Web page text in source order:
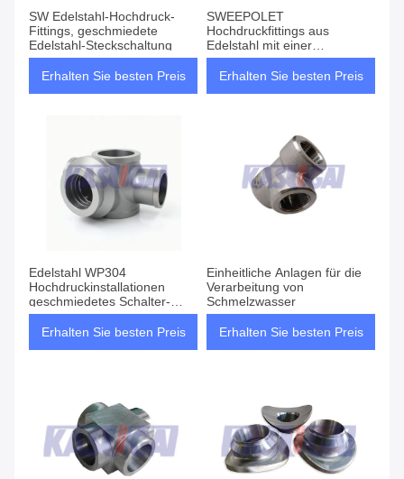
SW Edelstahl-Hochdruck-
Fittings, geschmiedete
Edelstahl-Steckschaltung
Erhalten Sie besten Preis
SWEEPOLET
Hochdruckfittings aus
Edelstahl mit einer
Wandstärke von SCH120
Erhalten Sie besten Preis
Edelstahl WP304
Hochdruckinstallationen
geschmiedetes Schalter-
Sockel-Schweißungs-Kreuz
Erhalten Sie besten Preis
Einheitliche Anlagen für die
Verarbeitung von
Schmelzwasser
Erhalten Sie besten Preis